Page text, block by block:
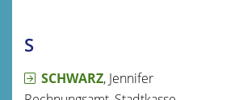
S
SCHWARZ, Jennifer